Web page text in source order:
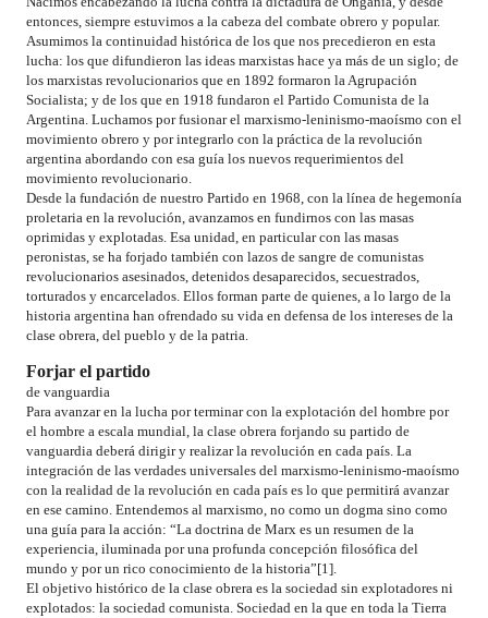
entonces, siempre estuvimos a la cabeza del combate obrero y popular.
Asumimos la continuidad histórica de los que nos precedieron en esta
lucha: los que difundieron las ideas marxistas hace ya más de un siglo; de
los marxistas revolucionarios que en 1892 formaron la Agrupación
Socialista; y de los que en 1918 fundaron el Partido Comunista de la
Argentina. Luchamos por fusionar el marxismo-leninismo-maoísmo con el
movimiento obrero y por integrarlo con la práctica de la revolución
argentina abordando con esa guía los nuevos requerimientos del
movimiento revolucionario.
Desde la fundación de nuestro Partido en 1968, con la línea de hegemonía
proletaria en la revolución, avanzamos en fundirnos con las masas
oprimidas y explotadas. Esa unidad, en particular con las masas
peronistas, se ha forjado también con lazos de sangre de comunistas
revolucionarios asesinados, detenidos desaparecidos, secuestrados,
torturados y encarcelados. Ellos forman parte de quienes, a lo largo de la
historia argentina han ofrendado su vida en defensa de los intereses de la
clase obrera, del pueblo y de la patria.
Forjar el partido
de vanguardia
Para avanzar en la lucha por terminar con la explotación del hombre por
el hombre a escala mundial, la clase obrera forjando su partido de
vanguardia deberá dirigir y realizar la revolución en cada país. La
integración de las verdades universales del marxismo-leninismo-maoísmo
con la realidad de la revolución en cada país es lo que permitirá avanzar
en ese camino. Entendemos al marxismo, no como un dogma sino como
una guía para la acción: “La doctrina de Marx es un resumen de la
experiencia, iluminada por una profunda concepción filosófica del
mundo y por un rico conocimiento de la historia”[1].
El objetivo histórico de la clase obrera es la sociedad sin explotadores ni
explotados: la sociedad comunista. Sociedad en la que en toda la Tierra